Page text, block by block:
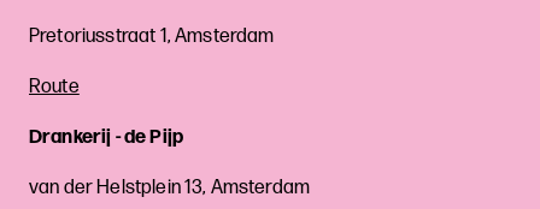
Pretoriusstraat 1, Amsterdam
Route
Drankerij - de Pijp
van der Helstplein 13, Amsterdam